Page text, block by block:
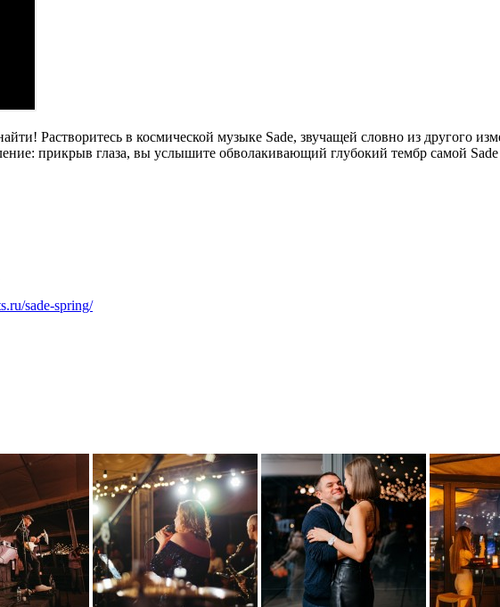
Растворитесь в космической музыке Sade, звучащей словно из другого
прикрыв глаза, вы услышите обволакивающий глубокий тембр самой
sade-spring/